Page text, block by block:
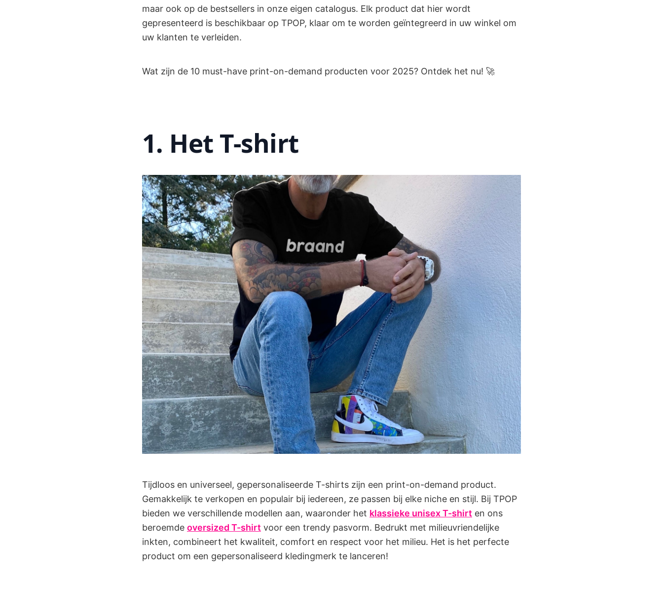
maar ook op de bestsellers in onze eigen catalogus. Elk product dat hier wordt
gepresenteerd is beschikbaar op TPOP, klaar om te worden geïntegreerd in uw winkel om
uw klanten te verleiden.
Wat zijn de 10 must-have print-on-demand producten voor 2025? Ontdek het nu! 🚀
1. Het T-shirt
Tijdloos en universeel, gepersonaliseerde T-shirts zijn een print-on-demand product.
Gemakkelijk te verkopen en populair bij iedereen, ze passen bij elke niche en stijl. Bij TPOP
bieden we verschillende modellen aan, waaronder het klassieke unisex T-shirt en ons
beroemde oversized T-shirt voor een trendy pasvorm. Bedrukt met milieuvriendelijke
inkten, combineert het kwaliteit, comfort en respect voor het milieu. Het is het perfecte
product om een gepersonaliseerd kledingmerk te lanceren!